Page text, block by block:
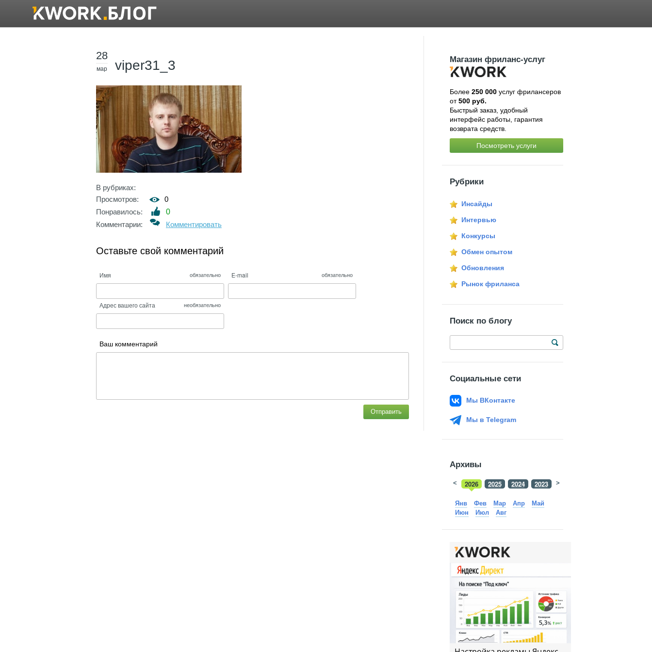
28
мар viper31_3
В рубриках:
Просмотров:
0
Понравилось:
0
Комментарии:
Комментировать
Оставьте свой комментарий
Имя обязательно E-mail обязательно
Адрес вашего сайта необязательно
Ваш комментарий
Отправить
Магазин фриланс-услуг
Более 250 000услуг фрилансеров
от500 руб.
Быстрый заказ, удобный
интерфейс работы, гарантия
возврата средств.
Посмотреть услуги
Рубрики
Инсайды
Интервью
Конкурсы
Обмен опытом
Обновления
Рынок фриланса
Поиск по блогу
Социальные сети
Мы ВКонтакте
Мы в Telegram
Архивы
2026 2025 2024 2023 2022
< >
Янв Фев Мар Апр
Май
Июн
Июл Авг